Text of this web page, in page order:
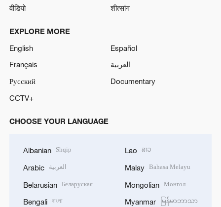
वीडियो
शीत्सांग
EXPLORE MORE
English
Español
Français
العربية
Русский
Documentary
CCTV+
CHOOSE YOUR LANGUAGE
Albanian Shqip
Arabic العربية
Belarusian Беларуская
Bengali বাংলা
Lao ລາວ
Malay Bahasa Melayu
Mongolian Монгол
Myanmar မြန်မာဘာသာ